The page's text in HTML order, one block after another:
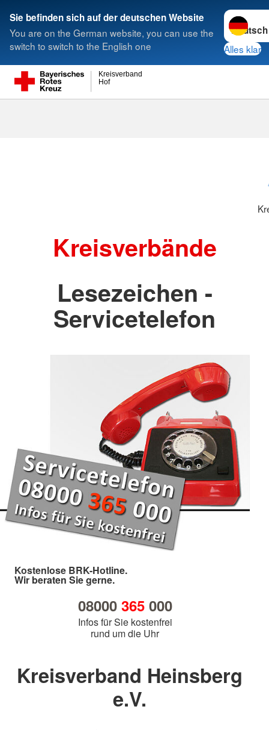
Sie befinden sich auf der deutschen Website
You are on the German website, you can use the
switch to switch to the English one
Sprache
Alles klar
Hof
Kreisverband
Suche
Kreisverbände
Lesezeichen -
Servicetelefon
Kostenlose BRK-Hotline.
Wir beraten Sie gerne.
08000 365000
Infos für Sie kostenfrei
rund um die Uhr
Kreisverband Heinsberg
e.V.